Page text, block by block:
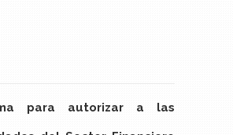
para autorizar a las